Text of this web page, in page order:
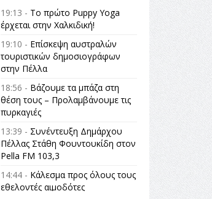
19:13 - Το πρώτο Puppy Yoga
έρχεται στην Χαλκιδική!
19:10 - Επίσκεψη αυστραλών
τουριστικών δημοσιογράφων
στην Πέλλα
18:56 - Βάζουμε τα μπάζα στη
θέση τους – Προλαμβάνουμε τις
πυρκαγιές
13:39 - Συνέντευξη Δημάρχου
Πέλλας Στάθη Φουντουκίδη στον
Pella FM 103,3
14:44 - Κάλεσμα προς όλους τους
εθελοντές αιμοδότες